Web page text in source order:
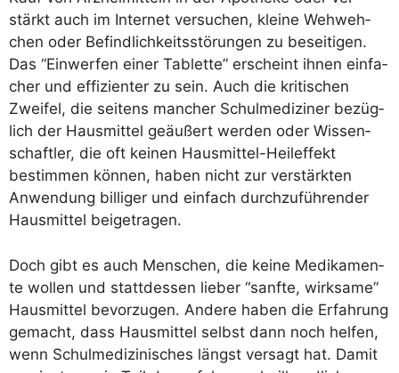
stärkt auch im Inter­net ver­su­chen, klei­ne Weh­weh­
chen oder Befind­lich­keits­stö­run­gen zu besei­ti­gen.
Das “Ein­wer­fen einer Tablet­te” erscheint ihnen ein­fa­
cher und effi­zi­en­ter zu sein. Auch die kri­ti­schen
Zwei­fel, die sei­tens man­cher Schul­me­di­zi­ner bezüg­
lich der Haus­mit­tel geäu­ßert wer­den oder Wis­sen­
schaft­ler, die oft kei­nen Haus­mit­tel-Heil­ef­fekt
bestim­men kön­nen, haben nicht zur ver­stärk­ten
Anwen­dung bil­li­ger und ein­fach durch­zu­füh­ren­der
Haus­mit­tel beigetragen.
Doch gibt es auch Men­schen, die kei­ne Medi­ka­men­
te wol­len und statt­des­sen lie­ber “sanf­te, wirk­sa­me”
Haus­mit­tel bevor­zu­gen. Ande­re haben die Erfah­rung
gemacht, dass Haus­mit­tel selbst dann noch hel­fen,
wenn Schul­me­di­zi­ni­sches längst ver­sagt hat. Damit